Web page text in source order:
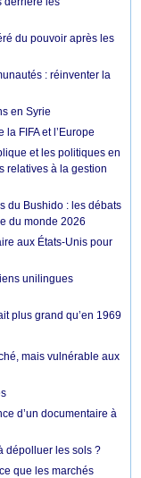
du pouvoir après les
: réinventer la
en Syrie
FIFA et l’Europe
et les politiques en
relatives à la gestion
du Bushido : les débats
du monde 2026
aux États-Unis pour
unilingues
plus grand qu’en 1969
mais vulnérable aux
d’un documentaire à
dépolluer les sols ?
que les marchés